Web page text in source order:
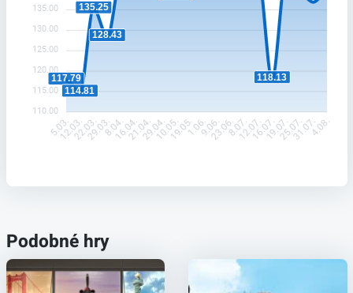
135.00
130.00
125.00
120.00
115.00
110.00
117.79
114.81
135.25
128.43
118.13
5.03.
12.03.22.03.29.03.8.04.
16.04.21.04.29.04.10.05.19.05.1.06.9.06.
23.06.8.07.
12.07.16.07.19.07.25.07.31.07.4.08.
Podobné hry